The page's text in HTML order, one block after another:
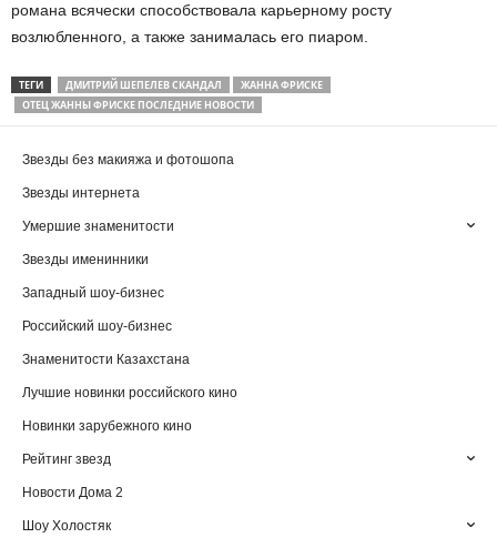
романа всячески способствовала карьерному росту
возлюбленного, а также занималась его пиаром.
ТЕГИ ДМИТРИЙ ШЕПЕЛЕВ СКАНДАЛ
ЖАННА ФРИСКЕ
ОТЕЦ ЖАННЫ ФРИСКЕ ПОСЛЕДНИЕ НОВОСТИ
Звезды без макияжа и фотошопа
Звезды интернета
Умершие знаменитости
Звезды именинники
Западный шоу-бизнес
Российский шоу-бизнес
Знаменитости Казахстана
Лучшие новинки российского кино
Новинки зарубежного кино
Рейтинг звезд
Новости Дома 2
Шоу Холостяк